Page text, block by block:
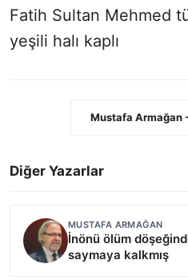
Fatih Sultan Mehmed
yeşili halı kaplı
Mustafa Armağan -
Diğer Yazarlar
MUSTAFA ARMAĞAN
İnönü ölüm
saymaya kalkmış